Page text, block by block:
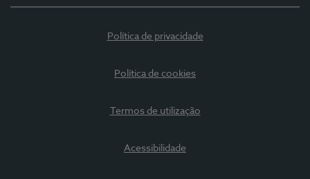
Política de privacidade
Política de cookies
Termos de utilização
Acessibilidade